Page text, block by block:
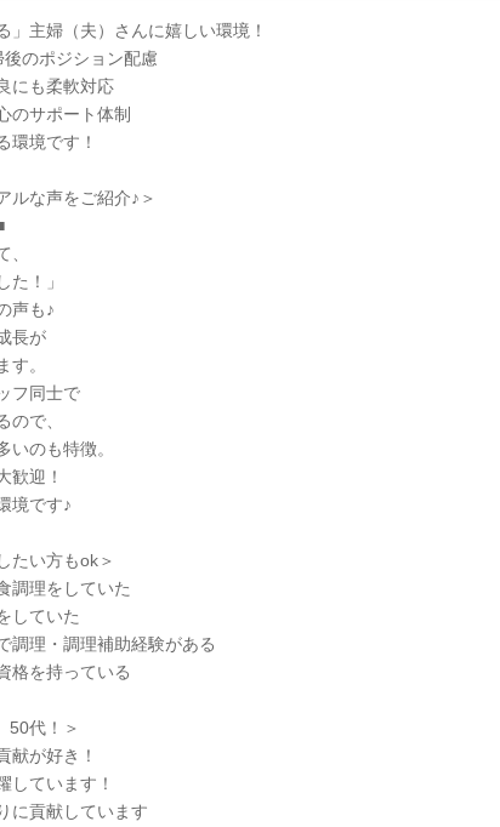
」主婦（夫）さんに嬉しい環境！
のポジション配慮
にも柔軟対応
のサポート体制
境です！
ルな声をご紹介♪＞
、
た！」
声も♪
長が
す。
フ同士で
ので、
いのも特徴。
歓迎！
境です♪
たい方もok＞
調理をしていた
していた
調理・調理補助経験がある
格を持っている
50代！＞
献が好き！
しています！
に貢献しています